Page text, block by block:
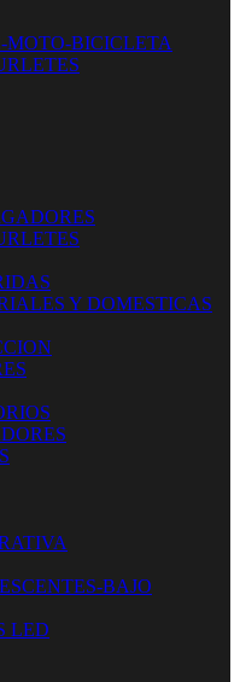
MOTO-BICICLETA
Y DOMESTICAS
BAJO
LED